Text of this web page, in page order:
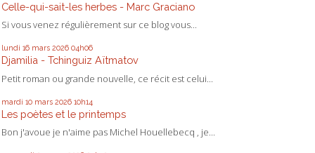
Celle-qui-sait-les herbes - Marc Graciano
Si vous venez régulièrement sur ce blog vous...
lundi 16 mars 2026 04h06
Djamilia - Tchinguiz Aïtmatov
Petit roman ou grande nouvelle, ce récit est celui...
mardi 10 mars 2026 10h14
Les poètes et le printemps
Bon j'avoue je n'aime pas Michel Houellebecq , je...